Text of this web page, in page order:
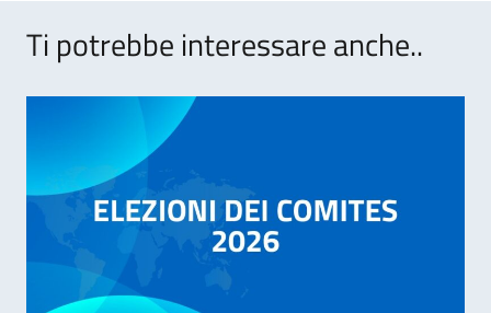
Ti potrebbe interessare anche..